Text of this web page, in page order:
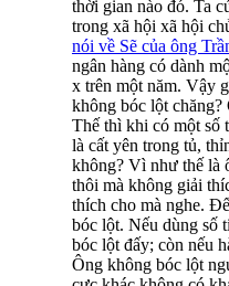
thời gian nào đó. Ta
trong xã hội xã hội
nói về Sẽ của ông
ngân hàng có dành
x trên một năm. Vậy
không bóc lột chăng?
Thế thì khi có một số
là cất yên trong tủ,
không? Vì như thế là
thôi mà không giải
thích cho mà nghe.
bóc lột. Nếu dùng số
bóc lột đấy; còn nếu
Ông không bóc lột